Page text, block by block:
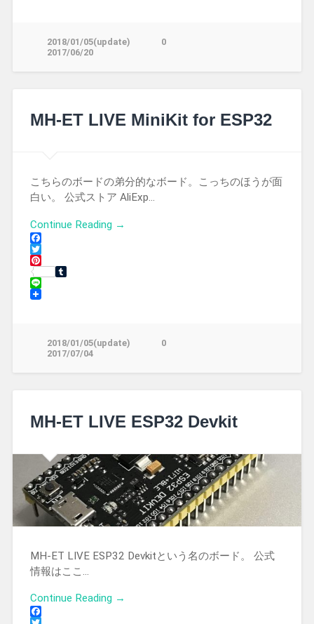
2018/01/05(update)
2017/06/20
0
MH-ET LIVE MiniKit for ESP32
こちらのボードの弟分的なボード。こっちのほうが面
白い。 公式ストア AliExp…
Continue Reading →
Facebook
Twitter
Pinterest
Tumblr
Line
2018/01/05(update)
2017/07/04
0
MH-ET LIVE ESP32 Devkit
MH-ET LIVE ESP32 Devkitという名のボード。 公式
情報はここ…
Continue Reading →